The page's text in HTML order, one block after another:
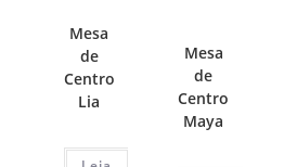
Mesa
de
Centro
Lia
Mesa
de
Centro
Maya